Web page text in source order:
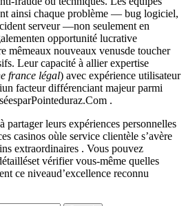
ainsi chaque problème — bug logiciel,
serveur —non seulement en
opportunité lucrative
mêmeaux nouveaux venus⁠de toucher
Leur capacité à allier expertise
​france​ légal) avec expérience utilisateur
facteur différenciant majeur parmi
.
partager leurs expériences personnelles
casinos oùle service clientèle s’avère
extraordinaires . Vous pouvez
vérifier vous-même quelles
ce niveaud’excellence reconnu